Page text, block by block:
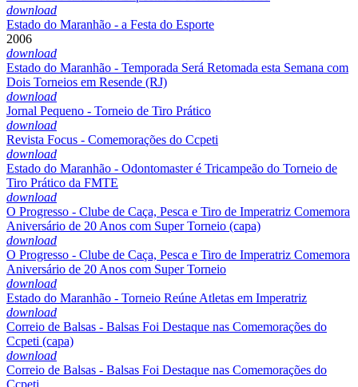
download
Estado do Maranhão - a Festa do Esporte
2006
download
Estado do Maranhão - Temporada Será Retomada esta Semana com
Dois Torneios em Resende (RJ)
download
Jornal Pequeno - Torneio de Tiro Prático
download
Revista Focus - Comemorações do Ccpeti
download
Estado do Maranhão - Odontomaster é Tricampeão do Torneio de
Tiro Prático da FMTE
download
O Progresso - Clube de Caça, Pesca e Tiro de Imperatriz Comemora
Aniversário de 20 Anos com Super Torneio (capa)
download
O Progresso - Clube de Caça, Pesca e Tiro de Imperatriz Comemora
Aniversário de 20 Anos com Super Torneio
download
Estado do Maranhão - Torneio Reúne Atletas em Imperatriz
download
Correio de Balsas - Balsas Foi Destaque nas Comemorações do
Ccpeti (capa)
download
Correio de Balsas - Balsas Foi Destaque nas Comemorações do